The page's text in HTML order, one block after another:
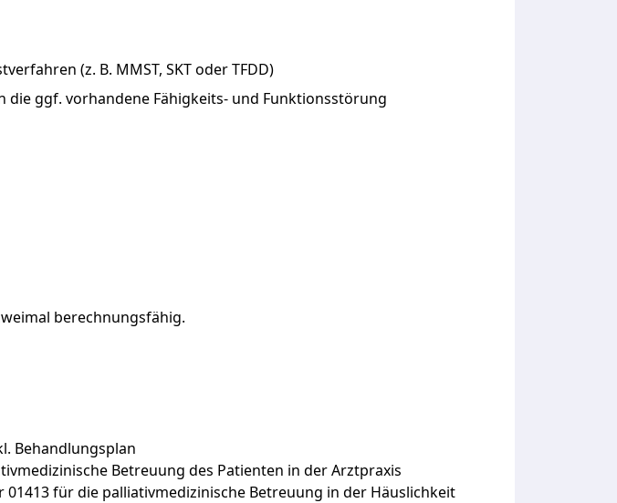
(z. B. MMST, SKT oder TFDD)
ggf. vorhandene Fähigkeits- und Funktionsstörung
berechnungsfähig.
Behandlungsplan
Betreuung des Patienten in der Arztpraxis
für die palliativmedizinische Betreuung in der Häuslichkeit